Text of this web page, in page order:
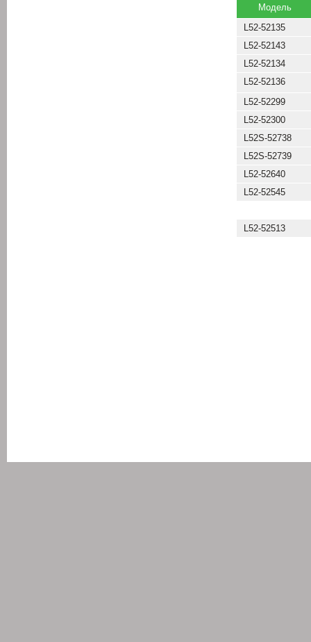
Модель
L52-52135
L52-52143
L52-52134
L52-52136
L52-52299
L52-52300
L52S-52738
L52S-52739
L52-52640
L52-52545
L52-52513